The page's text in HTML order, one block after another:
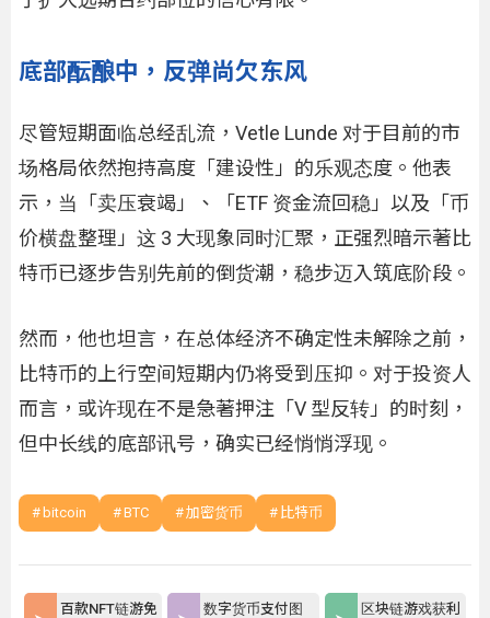
底部酝酿中，反弹尚欠东风
尽管短期面临总经乱流，Vetle Lunde 对于目前的市
场格局依然抱持高度「建设性」的乐观态度。他表
示，当「卖压衰竭」、「ETF 资金流回稳」以及「币
价横盘整理」这 3 大现象同时汇聚，正强烈暗示著比
特币已逐步告别先前的倒货潮，稳步迈入筑底阶段。
然而，他也坦言，在总体经济不确定性未解除之前，
比特币的上行空间短期内仍将受到压抑。对于投资人
而言，或许现在不是急著押注「V 型反转」的时刻，
但中长线的底部讯号，确实已经悄悄浮现。
bitcoin BTC 加密货币 比特币
百款NFT链游免
数字货币支付图
区块链游戏获利